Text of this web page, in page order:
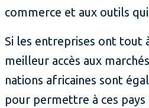
commerce et aux outils
Si les entreprises ont tout
meilleur accès aux
nations africaines sont
pour permettre à ces